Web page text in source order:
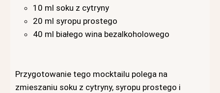
10 ml soku z cytryny
20 ml syropu prostego
40 ml białego wina bezalkoholowego
Przygotowanie tego mocktailu polega na
zmieszaniu soku z cytryny, syropu prostego i